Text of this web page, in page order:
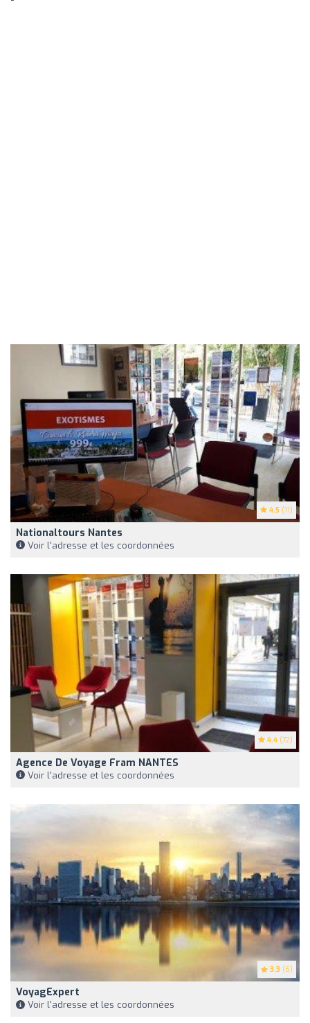
4.5 (11)
Nationaltours Nantes
Voir l'adresse et les coordonnées
4.4 (72)
Agence De Voyage Fram NANTES
Voir l'adresse et les coordonnées
3.3 (6)
VoyagExpert
Voir l'adresse et les coordonnées